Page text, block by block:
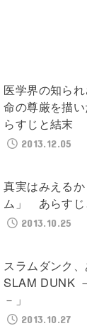
医学界の知ら
命の尊厳を描
らすじと結末
2013.12.05
真実はみえる
ム」 あらすじ
2013.10.25
スラムダンク
SLAM DUNK
－」
2013.10.27